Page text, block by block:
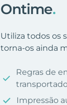
Ontime.
Utiliza todos os
torna-os ainda
Regras de
Impressão